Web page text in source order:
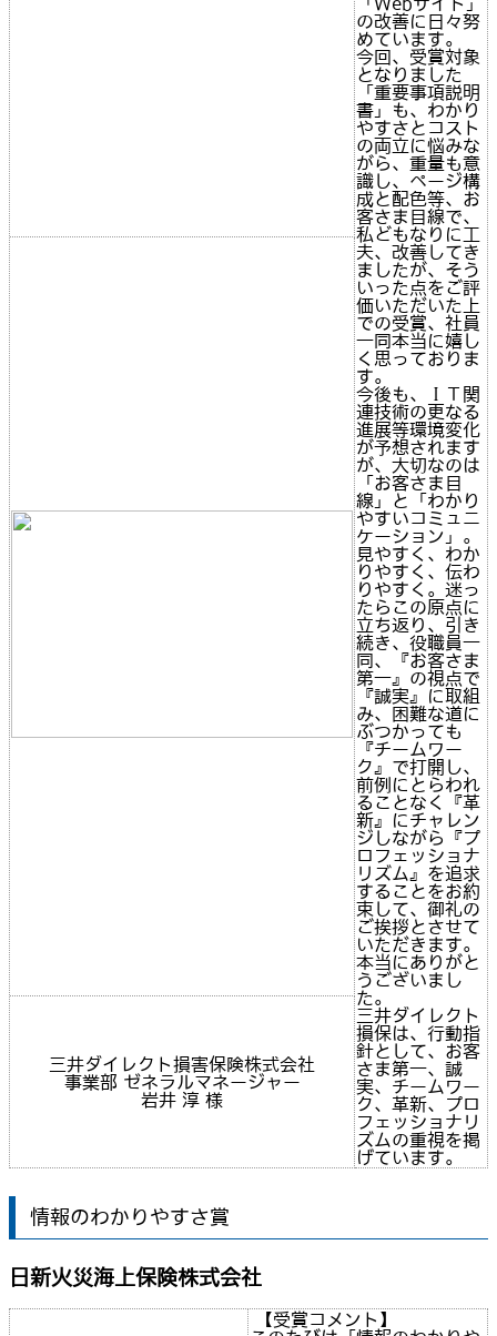
の改善に日々努
めています。
今回、受賞対象
となりました
「重要事項説明
書」も、わかり
やすさとコスト
の両立に悩みな
がら、重量も意
識し、ページ構
成と配色等、お
客さま目線で、
私どもなりに工
夫、改善してき
ましたが、そう
いった点をご評
価いただいた上
での受賞、社員
一同本当に嬉し
く思っておりま
す。
今後も、ＩＴ関
連技術の更なる
進展等環境変化
が予想されます
が、大切なのは
「お客さま目
線」と「わかり
やすいコミュニ
ケーション」。
見やすく、わか
りやすく、伝わ
りやすく。迷っ
たらこの原点に
立ち返り、引き
続き、役職員一
同、『お客さま
第一』の視点で
『誠実』に取組
み、困難な道に
ぶつかっても
『チームワー
ク』で打開し、
前例にとらわれ
ることなく『革
新』にチャレン
ジしながら『プ
ロフェッショナ
リズム』を追求
することをお約
束して、御礼の
ご挨拶とさせて
いただきます。
本当にありがと
うございまし
た。
三井ダイレクト
損保は、行動指
針として、お客
さま第一、誠
実、チームワー
ク、革新、プロ
フェッショナリ
ズムの重視を掲
げています。
三井ダイレクト損害保険株式会社
事業部 ゼネラルマネージャー
岩井 淳 様
情報のわかりやすさ賞
日新火災海上保険株式会社
【受賞コメント】